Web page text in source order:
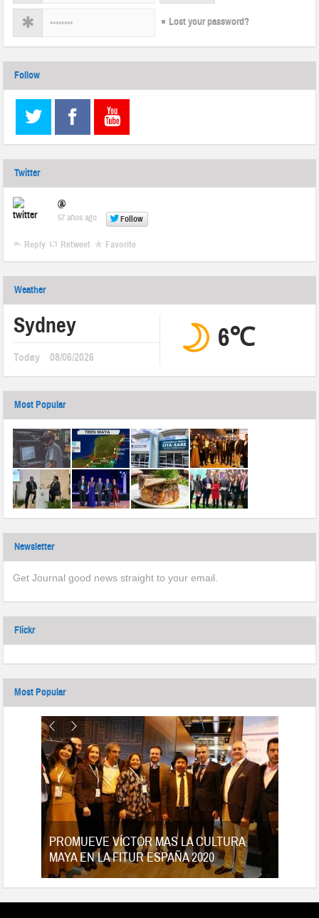
Lost your password?
Follow
Twitter
@
57 años ago Follow
Reply Retweet Favorite
Weather
Sydney
Today 08/06/2026
6℃
Most Popular
Newsletter
Get Journal good news straight to your email.
Flickr
Most Popular
PROMUEVE VÍCTOR MAS LA CULTURA
MAYA EN LA FITUR ESPAÑA 2020